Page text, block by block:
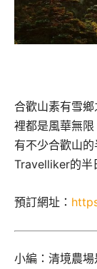
合歡山素有雪
裡都是風華無
有不少合歡山
Travelliker的半
預訂網址：
小編：清境農